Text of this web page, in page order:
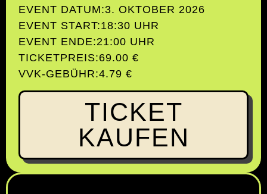
EVENT DATUM:3. OKTOBER 2026
EVENT START:18:30 UHR
EVENT ENDE:21:00 UHR
TICKETPREIS:69.00 €
VVK-GEBÜHR:4.79 €
TICKET
KAUFEN